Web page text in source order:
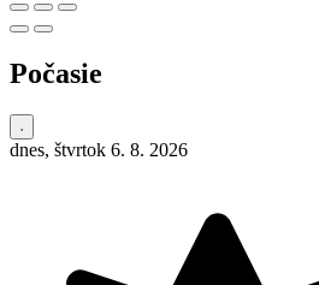
Počasie
dnes, štvrtok 6. 8. 2026